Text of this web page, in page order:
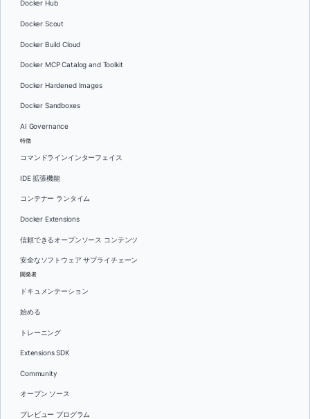
Docker Hub
Docker Scout
Docker Build Cloud
Docker MCP Catalog and Toolkit
Docker Hardened Images
Docker Sandboxes
AI Governance
特徴
コマンドラインインターフェイス
IDE 拡張機能
コンテナー ランタイム
Docker Extensions
信頼できるオープンソース コンテンツ
安全なソフトウェア サプライチェーン
開発者
ドキュメンテーション
始める
トレーニング
Extensions SDK
Community
オープン ソース
プレビュー プログラム